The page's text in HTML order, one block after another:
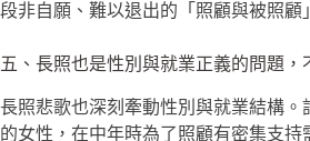
段非自願、難以退出的「照顧與被照顧
五、長照也是性別與就業正義的問題
長照悲歌也深刻牽動性別與就業結構。
的女性，在中年時為了照顧有密集支持